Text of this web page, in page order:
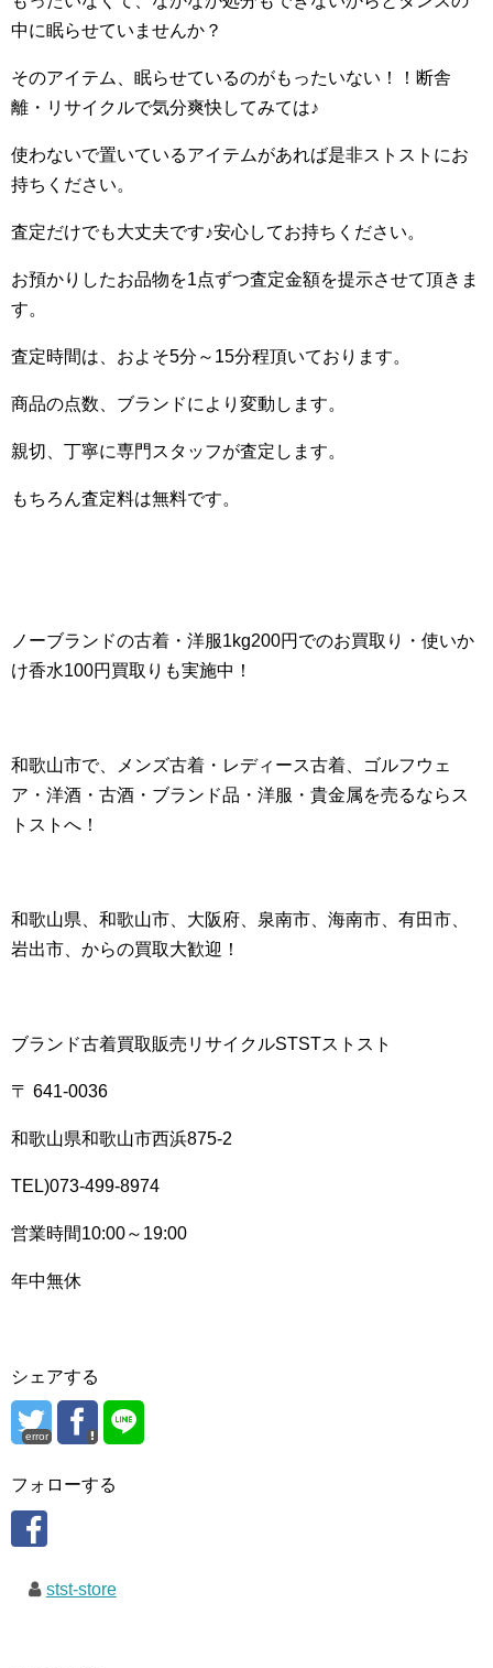
中に眠らせていませんか？
そのアイテム、眠らせているのがもったいない！！断舎
離・リサイクルで気分爽快してみては♪
使わないで置いているアイテムがあれば是非ストストにお
持ちください。
査定だけでも大丈夫です♪安心してお持ちください。
お預かりしたお品物を1点ずつ査定金額を提示させて頂きま
す。
査定時間は、およそ5分～15分程頂いております。
商品の点数、ブランドにより変動します。
親切、丁寧に専門スタッフが査定します。
もちろん査定料は無料です。
ノーブランドの古着・洋服1kg200円でのお買取り・使いか
け香水100円買取りも実施中！
和歌山市で、メンズ古着・レディース古着、ゴルフウェ
ア・洋酒・古酒・ブランド品・洋服・貴金属を売るならス
トストへ！
和歌山県、和歌山市、大阪府、泉南市、海南市、有田市、
岩出市、からの買取大歓迎！
ブランド古着買取販売リサイクルSTSTストスト
〒 641-0036
和歌山県和歌山市西浜875-2
TEL)073-499-8974
営業時間10:00～19:00
年中無休
シェアする
error
フォローする
stst-store